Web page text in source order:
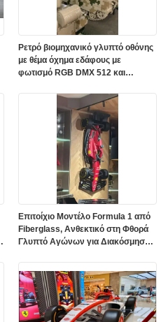
Ρετρό βιομηχανικό γλυπτό οθόνης
με θέμα όχημα εδάφους με
φωτισμό RGB DMX 512 και
γυαλισμένη επιφάνεια καθρέφτη
Επιτοίχιο Μοντέλο Formula 1 από
Fiberglass, Ανθεκτικό στη Φθορά
Γλυπτό Αγώνων για Διακόσμηση